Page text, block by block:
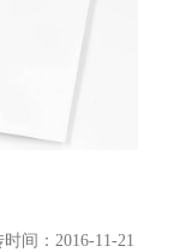
间：2016-11-21